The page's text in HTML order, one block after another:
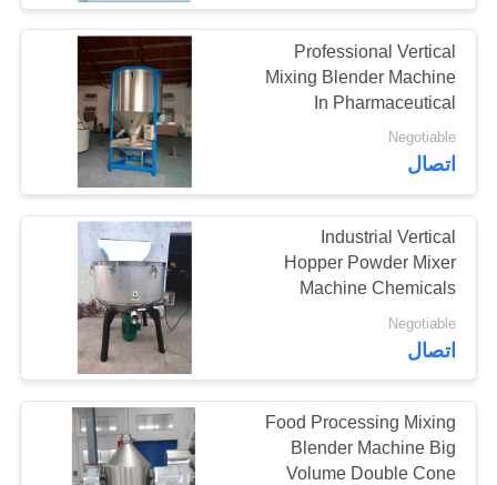
آلة تغليف الكمبيوتر
اللوحي
آلة التغذية التلقائية
17
Professional Vertical
Mixing Blender Machine
In Pharmaceutical
Industry
Negotiable
اتصال
Industrial Vertical
Hopper Powder Mixer
Machine Chemicals
Processing
Negotiable
اتصال
Food Processing Mixing
Blender Machine Big
Volume Double Cone